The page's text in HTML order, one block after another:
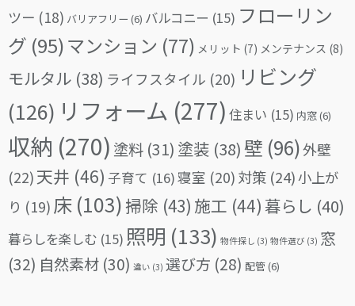
ツー (18) バリアフリー (6) バルコニー (15) フローリン
グ (95)マンション (77) メリット (7) メンテナンス (8)
モルタル (38) ライフスタイル (20) リビング
(126) リフォーム (277) 住まい (15) 内窓(6)
収納 (270) 塗料 (31) 塗装 (38) 壁 (96)外壁
(22)天井 (46) 子育て (16)寝室 (20) 対策 (24)小上が
り (19) 床 (103)掃除 (43) 施工 (44) 暮らし (40)
暮らしを楽しむ (15) 照明 (133) 物件探し (3) 物件選び (3) 窓
(32) 自然素材 (30) 違い (3) 選び方 (28) 配管(6)